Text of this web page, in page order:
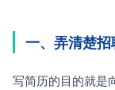
一、弄清楚
写简历的目的就是